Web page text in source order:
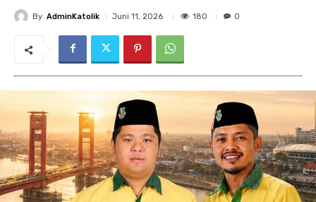
By AdminKatolik Juni 11, 2026 180 0